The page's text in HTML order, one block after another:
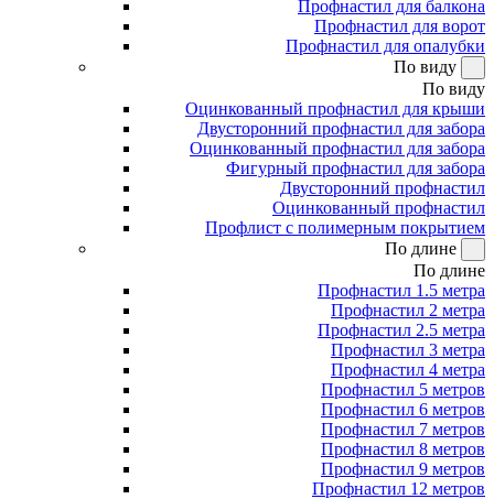
Профнастил для балкона
Профнастил для ворот
Профнастил для опалубки
По виду
По виду
Оцинкованный профнастил для крыши
Двусторонний профнастил для забора
Оцинкованный профнастил для забора
Фигурный профнастил для забора
Двусторонний профнастил
Оцинкованный профнастил
Профлист с полимерным покрытием
По длине
По длине
Профнастил 1.5 метра
Профнастил 2 метра
Профнастил 2.5 метра
Профнастил 3 метра
Профнастил 4 метра
Профнастил 5 метров
Профнастил 6 метров
Профнастил 7 метров
Профнастил 8 метров
Профнастил 9 метров
Профнастил 12 метров